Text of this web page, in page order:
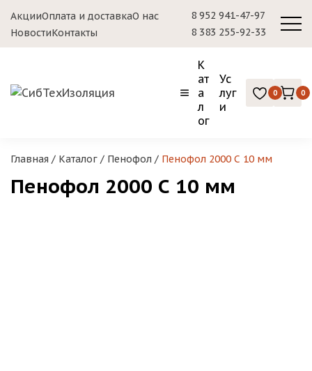
АкцииОплата и доставкаО нас
НовостиКонтакты
8 952 941-47-97
8 383 255-92-33
К
ат
а
л
ог
Ус
луг
и
0 0
Главная / Каталог / Пенофол / Пенофол 2000 С 10 мм
Пенофол 2000 С 10 мм